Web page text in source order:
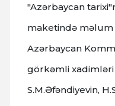
"Azərbaycan
maketində
Azərbaycan
görkəmli xadimləri
S.M.Əfəndiyevin,